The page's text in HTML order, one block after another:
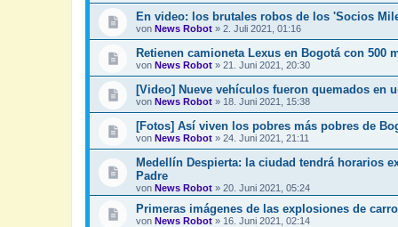
En video: los brutales robos de los 'Socios
von News Robot » 2. Juli 2021, 01:16
Retienen camioneta Lexus en Bogotá con 500
von News Robot » 21. Juni 2021, 20:30
[Video] Nueve vehículos fueron quemados en
von News Robot » 18. Juni 2021, 15:38
[Fotos] Así viven los pobres más pobres de
von News Robot » 24. Juni 2021, 21:11
Medellín Despierta: la ciudad tendrá horarios
Padre
von News Robot » 20. Juni 2021, 05:24
Primeras imágenes de las explosiones de
von News Robot » 16. Juni 2021, 02:14